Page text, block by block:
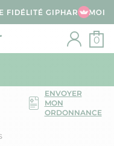
FIDÉLITÉ GIPHAR & MOI
0
ENVOYER
MON
ORDONNANCE